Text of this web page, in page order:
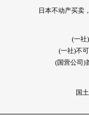
日本不动产买卖
(一社
(一社)不
(国营公司)
国